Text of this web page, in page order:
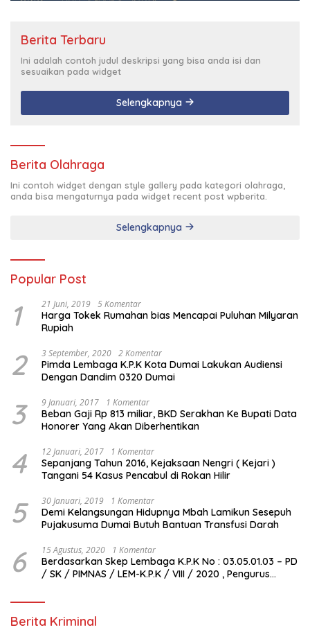
Berita Terbaru
Ini adalah contoh judul deskripsi yang bisa anda isi dan
sesuaikan pada widget
Selengkapnya
Berita Olahraga
Ini contoh widget dengan style gallery pada kategori olahraga,
anda bisa mengaturnya pada widget recent post wpberita.
Selengkapnya
Popular Post
1 21 Juni, 2019 5 Komentar
Harga Tokek Rumahan bias Mencapai Puluhan Milyaran
Rupiah
2 3 September, 2020 2 Komentar
Pimda Lembaga K.P.K Kota Dumai Lakukan Audiensi
Dengan Dandim 0320 Dumai
3 9 Januari, 2017 1 Komentar
Beban Gaji Rp 813 miliar, BKD Serakhan Ke Bupati Data
Honorer Yang Akan Diberhentikan
4 12 Januari, 2017 1 Komentar
Sepanjang Tahun 2016, Kejaksaan Nengri ( Kejari )
Tangani 54 Kasus Pencabul di Rokan Hilir
5 30 Januari, 2019 1 Komentar
Demi Kelangsungan Hidupnya Mbah Lamikun Sesepuh
Pujakusuma Dumai Butuh Bantuan Transfusi Darah
6 15 Agustus, 2020 1 Komentar
Berdasarkan Skep Lembaga K.P.K No : 03.05.01.03 – PD
/ SK / PIMNAS / LEM-K.P.K / VIII / 2020 , Pengurus
Berita Kriminal